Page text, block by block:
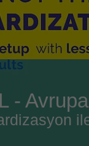
Italia
India
-